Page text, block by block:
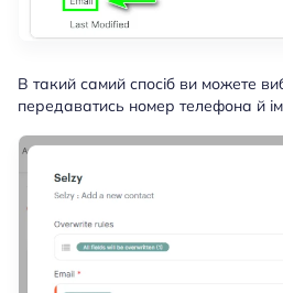
В такий самий спосіб ви можете
передаватись номер телефона й